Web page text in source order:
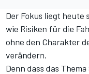
Der Fokus liegt heute
wie Risiken für die
ohne den Charakter
verändern.
Denn dass das